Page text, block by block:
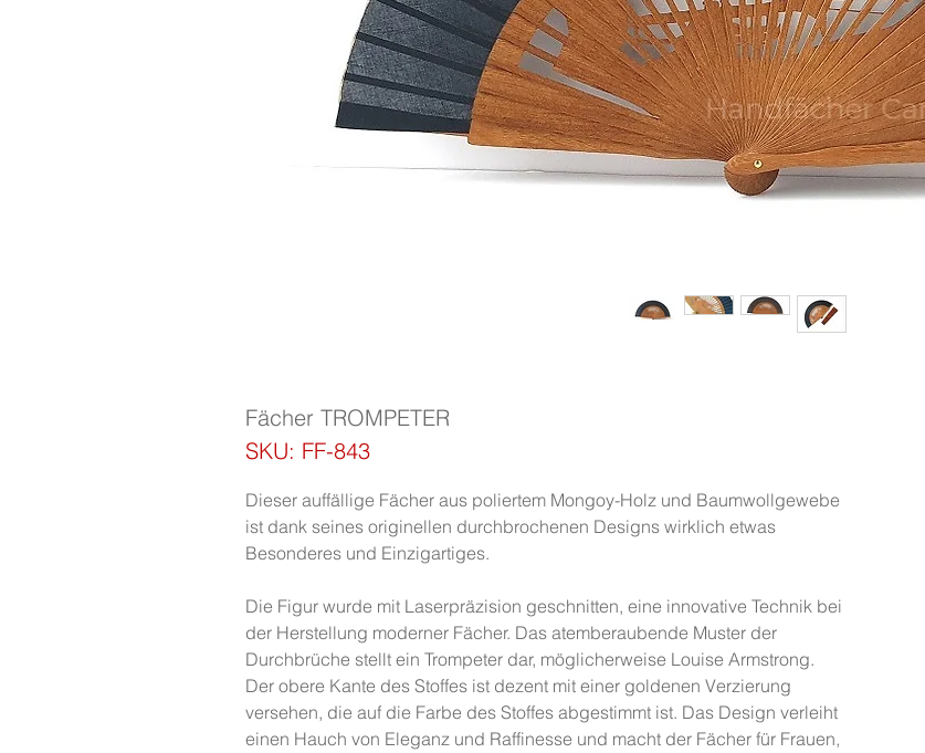
Fächer TROMPETER
SKU: FF-843
Dieser auffällige Fächer aus poliertem Mongoy-Holz und Baumwollgewebe
ist dank seines originellen durchbrochenen Designs wirklich etwas
Besonderes und Einzigartiges.
Die Figur wurde mit Laserpräzision geschnitten, eine innovative Technik bei
der Herstellung moderner Fächer. Das atemberaubende Muster der
Durchbrüche stellt ein Trompeter dar, möglicherweise Louise Armstrong.
Der obere Kante des Stoffes ist dezent mit einer goldenen Verzierung
versehen, die auf die Farbe des Stoffes abgestimmt ist. Das Design verleiht
einen Hauch von Eleganz und Raffinesse und macht der Fächer für Frauen,